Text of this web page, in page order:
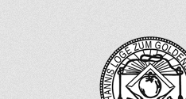
Zum